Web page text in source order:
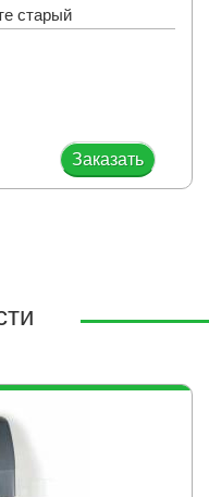
старый
Заказать